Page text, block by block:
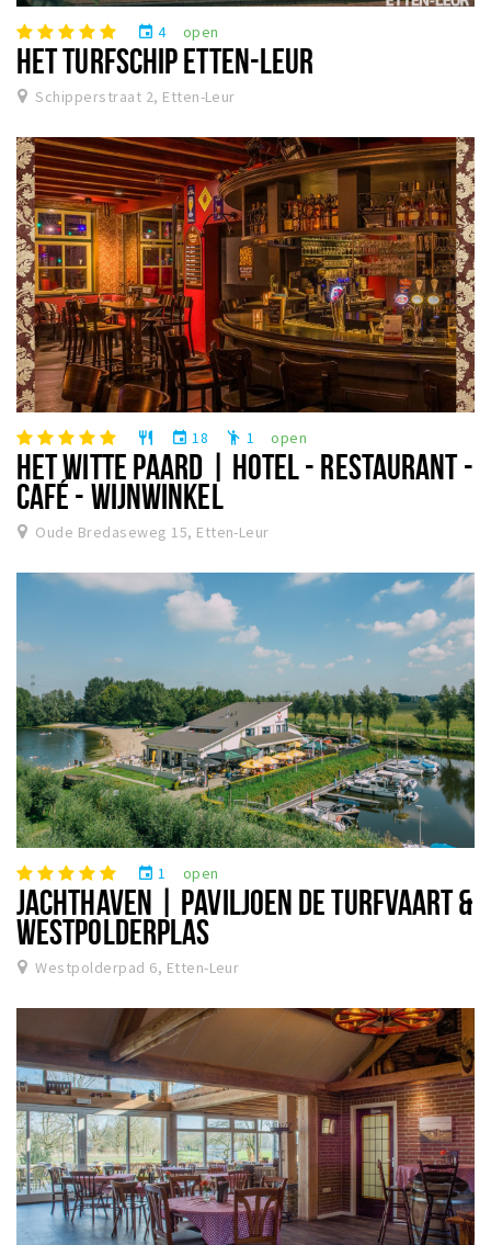
event 4 open
HET TURFSCHIP ETTEN-LEUR
Schipperstraat 2, Etten-Leur
restaurant event 18 emoji_people 1 open
HET WITTE PAARD | HOTEL - RESTAURANT -
CAFÉ - WIJNWINKEL
Oude Bredaseweg 15, Etten-Leur
event 1 open
JACHTHAVEN | PAVILJOEN DE TURFVAART &
WESTPOLDERPLAS
Westpolderpad 6, Etten-Leur